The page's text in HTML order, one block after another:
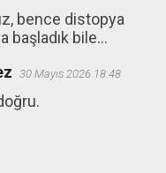
bence distopya
başladık bile...
30 Mayıs 2026 18:48